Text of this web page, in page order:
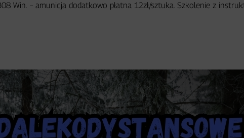
Win. – amunicja dodatkowo płatna 12zł/sztuka. Szkolenie z